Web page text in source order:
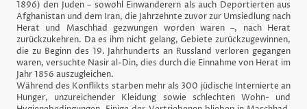
1896) den Juden – sowohl Einwanderern als auch Deportierten aus
Afghanistan und dem Iran, die Jahrzehnte zuvor zur Umsiedlung nach
Herat und Maschhad gezwungen worden waren –, nach Herat
zurückzukehren. Da es ihm nicht gelang, Gebiete zurückzugewinnen,
die zu Beginn des 19. Jahrhunderts an Russland verloren gegangen
waren, versuchte Nasir al-Din, dies durch die Einnahme von Herat im
Jahr 1856 auszugleichen.
Während des Konflikts starben mehr als 300 jüdische Internierte an
Hunger, unzureichender Kleidung sowie schlechten Wohn- und